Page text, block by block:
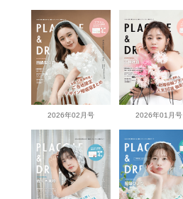
2026年02月号 2026年01月号